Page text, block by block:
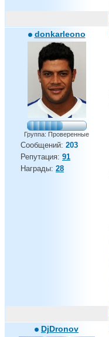
donkarleono
Группа: Проверенные
Сообщений: 203
Репутация: 91
Награды: 28
DjDronov